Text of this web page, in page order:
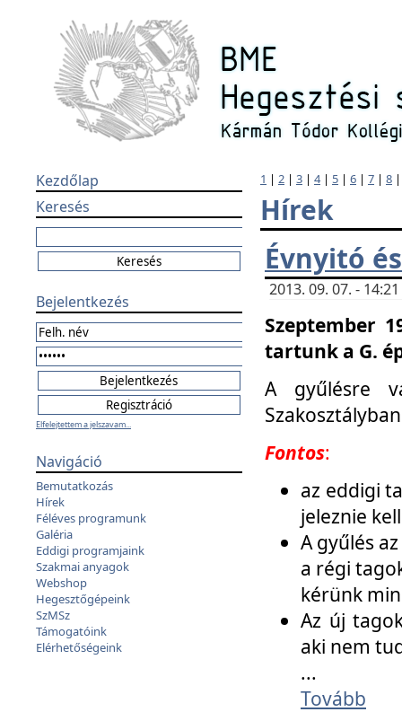
Kezdőlap
Keresés
Bejelentkezés
Elfelejtettem a jelszavam...
Navigáció
Bemutatkozás
Hírek
Féléves programunk
Galéria
Eddigi programjaink
Szakmai anyagok
Webshop
Hegesztőgépeink
SzMSz
Támogatóink
Elérhetőségeink
1 | 2 | 3 | 4| 5 | 6 | 7 | 8
Hírek
Évnyitó
2013. 09. 07. -
Szeptember
tartunk a G.
A gyűlésre
Fontos:
az eddigi
jeleznie
A gyűlés
a régi
kérünk
Az új
aki nem
...
Tovább